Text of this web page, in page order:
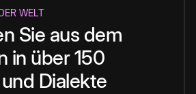
WELT
Sie aus dem
in über 150
Dialekte